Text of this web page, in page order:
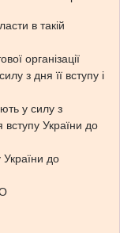
в такій
організації
з дня її вступу і
у силу з
вступу України до
до